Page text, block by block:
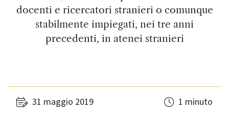
docenti e ricercatori stranieri o comunque
stabilmente impiegati, nei tre anni
precedenti, in atenei stranieri
31 maggio 2019 1 minuto